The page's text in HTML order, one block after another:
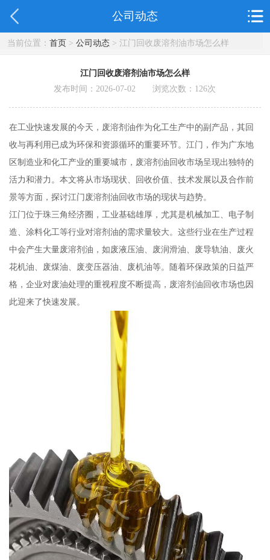
公司动态
当前位置： 首页> 公司动态> 江门回收废溶剂油市场怎么样
江门回收废溶剂油市场怎么样
发布时间：2026-07-02 浏览次数： 126次
在工业快速发展的今天，废溶剂油作为化工生产中的副产品，其回
收与再利用已成为环保和资源循环的重要环节。江门，作为广东地
区制造业和化工产业的重要城市，废溶剂油回收市场呈现出独特的
活力和潜力。本文将从市场现状、回收价值、技术发展以及合作前
景等方面，探讨江门废溶剂油回收市场的现状与趋势。
江门位于珠三角经济圈，工业基础雄厚，尤其是机械加工、电子制
造、涂料化工等行业对溶剂油的需求量较大。这些行业在生产过程
中会产生大量废溶剂油，如废液压油、废润滑油、废导轨油、废火
花机油、废煤油、废变压器油、废机油等。随着环保政策的日益严
格，企业对废油处理的重视程度不断提高，废溶剂油回收市场也因
此迎来了快速发展。